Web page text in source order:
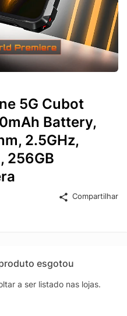
5G Cubot
Battery,
2.5GHz,
256GB
Compartilhar
esgotou
a ser listado nas lojas.